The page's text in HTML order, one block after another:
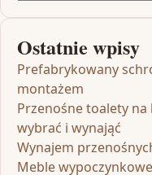
Ostatnie wpisy
Prefabrykowany
montażem
Przenośne toalety
wybrać i wynająć
Wynajem
Meble